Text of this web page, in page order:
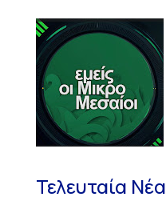
Τελευταία Νέα